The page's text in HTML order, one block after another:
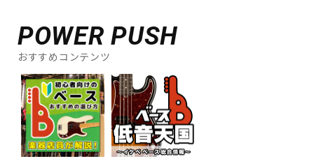
キーボード
管楽器
アンプ
POWER PUSH
おすすめコンテンツ